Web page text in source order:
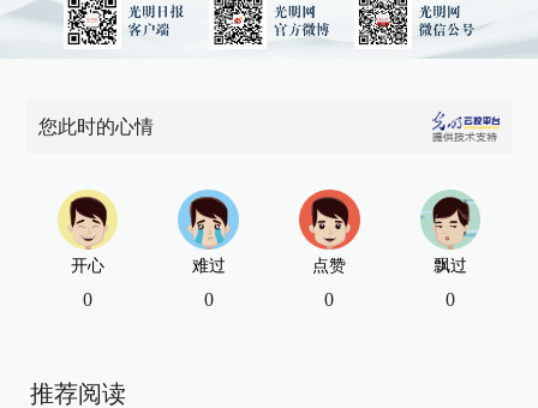
您此时的心情
开心
0
难过
0
点赞
0
飘过
0
推荐阅读